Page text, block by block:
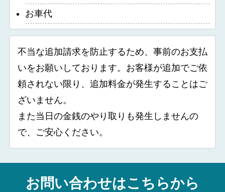
お車代
不当な追加請求を防止するため、事前のお支払
いをお願いしております。お客様が追加でご依
頼されない限り、追加料金が発生することはご
ざいません。
また当日の金銭のやり取りも発生しませんの
で、ご安心ください。
お問い合わせはこちらから